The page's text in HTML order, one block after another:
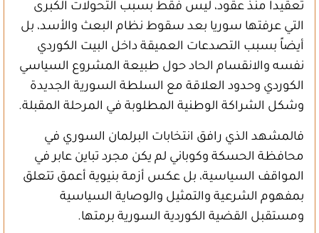
تعقيداً منذ عقود، ليس فقط بسبب التحولات الكبرى
التي عرفتها سوريا بعد سقوط نظام البعث والأسد، بل
أيضاً بسبب التصدعات العميقة داخل البيت الكوردي
نفسه والانقسام الحاد حول طبيعة المشروع السياسي
الكوردي وحدود العلاقة مع السلطة السورية الجديدة
وشكل الشراكة الوطنية المطلوبة في المرحلة المقبلة.
فالمشهد الذي رافق انتخابات البرلمان السوري في
محافظة الحسكة وكوباني لم يكن مجرد تباين عابر في
المواقف السياسية، بل عكس أزمة بنيوية أعمق تتعلق
بمفهوم الشرعية والتمثيل والوصاية السياسية
ومستقبل القضية الكوردية السورية برمتها.